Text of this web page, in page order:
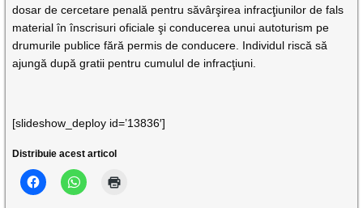
dosar de cercetare penală pentru săvârşirea infracţiunilor de fals
material în înscrisuri oficiale şi conducerea unui autoturism pe
drumurile publice fără permis de conducere. Individul riscă să
ajungă după gratii pentru cumulul de infracţiuni.
[slideshow_deploy id=’13836′]
Distribuie acest articol